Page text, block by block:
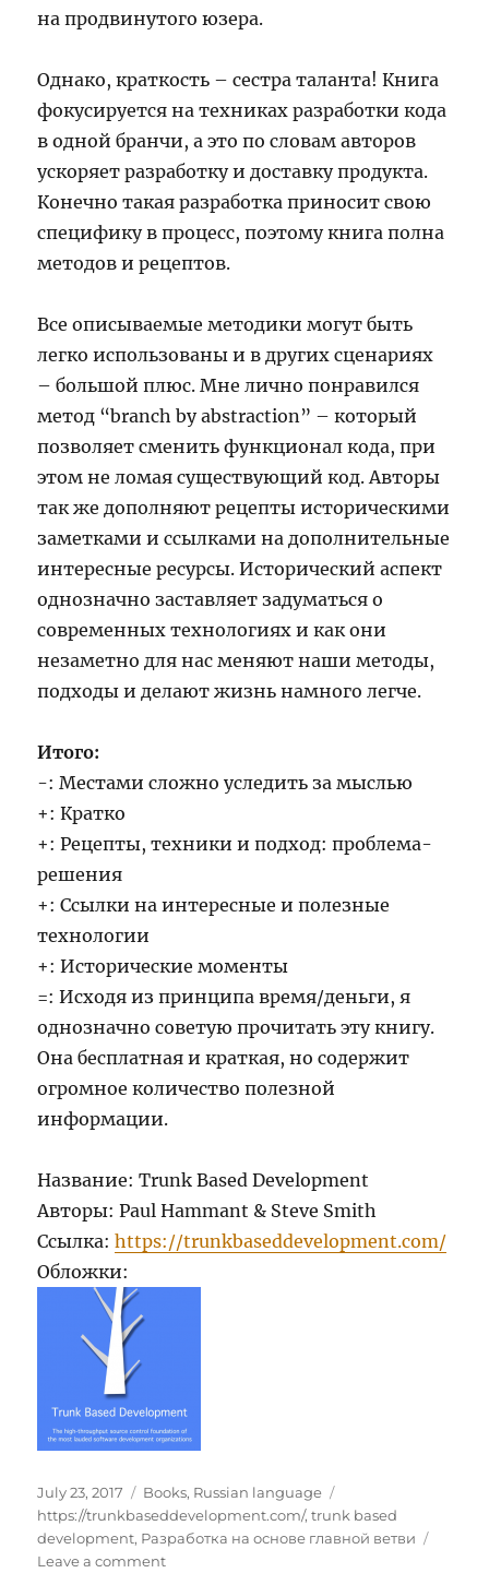
на продвинутого юзера.
Однако, краткость – сестра таланта! Книга
фокусируется на техниках разработки кода
в одной бранчи, а это по словам авторов
ускоряет разработку и доставку продукта.
Конечно такая разработка приносит свою
специфику в процесс, поэтому книга полна
методов и рецептов.
Все описываемые методики могут быть
легко использованы и в других сценариях
– большой плюс. Мне лично понравился
метод “branch by abstraction” – который
позволяет сменить функционал кода, при
этом не ломая существующий код. Авторы
так же дополняют рецепты историческими
заметками и ссылками на дополнительные
интересные ресурсы. Исторический аспект
однозначно заставляет задуматься о
современных технологиях и как они
незаметно для нас меняют наши методы,
подходы и делают жизнь намного легче.
Итого:
-: Местами сложно уследить за мыслью
+: Кратко
+: Рецепты, техники и подход: проблема-
решения
+: Ссылки на интересные и полезные
технологии
+: Исторические моменты
=: Исходя из принципа время/деньги, я
однозначно советую прочитать эту книгу.
Она бесплатная и краткая, но содержит
огромное количество полезной
информации.
Название: Trunk Based Development
Авторы: Paul Hammant & Steve Smith
Ссылка:https://trunkbaseddevelopment.com/
Обложки:
Posted
on
July 23, 2017 Categories
Books, Russian language
https://trunkbaseddevelopment.com/,trunk based
development, Разработка на основе главной ветви
Leave a commenton